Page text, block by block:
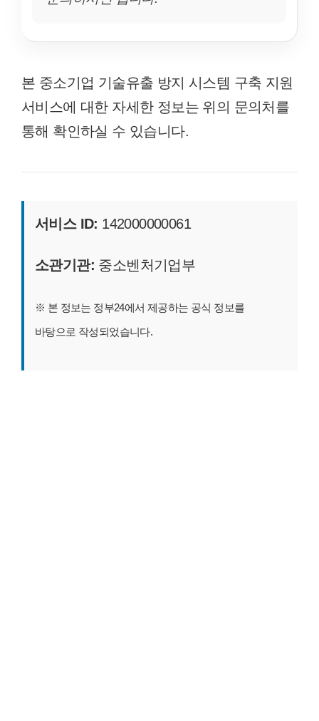
본 중소기업 기술유출 방지 시스템 구축 지원
서비스에 대한 자세한 정보는 위의 문의처를
통해 확인하실 수 있습니다.
서비스 ID: 142000000061
소관기관: 중소벤처기업부
※ 본 정보는 정부24에서 제공하는 공식 정보를
바탕으로 작성되었습니다.